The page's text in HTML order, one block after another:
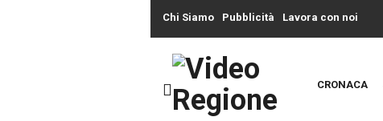
Chi Siamo Pubblicità Lavora con noi
CRONACA